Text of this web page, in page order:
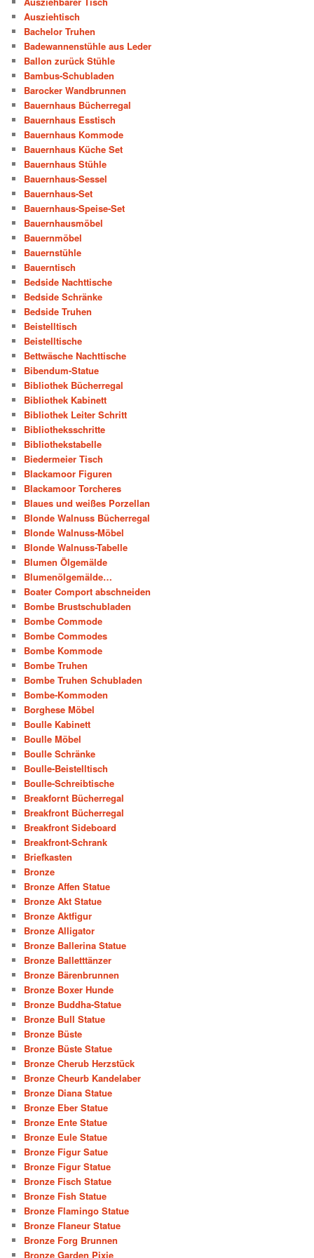
Ausziehtisch
Bachelor Truhen
Badewannenstühle aus Leder
Ballon zurück Stühle
Bambus-Schubladen
Barocker Wandbrunnen
Bauernhaus Bücherregal
Bauernhaus Esstisch
Bauernhaus Kommode
Bauernhaus Küche Set
Bauernhaus Stühle
Bauernhaus-Sessel
Bauernhaus-Set
Bauernhaus-Speise-Set
Bauernhausmöbel
Bauernmöbel
Bauernstühle
Bauerntisch
Bedside Nachttische
Bedside Schränke
Bedside Truhen
Beistelltisch
Beistelltische
Bettwäsche Nachttische
Bibendum-Statue
Bibliothek Bücherregal
Bibliothek Kabinett
Bibliothek Leiter Schritt
Bibliotheksschritte
Bibliothekstabelle
Biedermeier Tisch
Blackamoor Figuren
Blackamoor Torcheres
Blaues und weißes Porzellan
Blonde Walnuss Bücherregal
Blonde Walnuss-Möbel
Blonde Walnuss-Tabelle
Blumen Ölgemälde
Blumenölgemälde…
Boater Comport abschneiden
Bombe Brustschubladen
Bombe Commode
Bombe Commodes
Bombe Kommode
Bombe Truhen
Bombe Truhen Schubladen
Bombe-Kommoden
Borghese Möbel
Boulle Kabinett
Boulle Möbel
Boulle Schränke
Boulle-Beistelltisch
Boulle-Schreibtische
Breakfornt Bücherregal
Breakfront Bücherregal
Breakfront Sideboard
Breakfront-Schrank
Briefkasten
Bronze
Bronze Affen Statue
Bronze Akt Statue
Bronze Aktfigur
Bronze Alligator
Bronze Ballerina Statue
Bronze Balletttänzer
Bronze Bärenbrunnen
Bronze Boxer Hunde
Bronze Buddha-Statue
Bronze Bull Statue
Bronze Büste
Bronze Büste Statue
Bronze Cherub Herzstück
Bronze Cheurb Kandelaber
Bronze Diana Statue
Bronze Eber Statue
Bronze Ente Statue
Bronze Eule Statue
Bronze Figur Satue
Bronze Figur Statue
Bronze Fisch Statue
Bronze Fish Statue
Bronze Flamingo Statue
Bronze Flaneur Statue
Bronze Forg Brunnen
Bronze Garden Pixie